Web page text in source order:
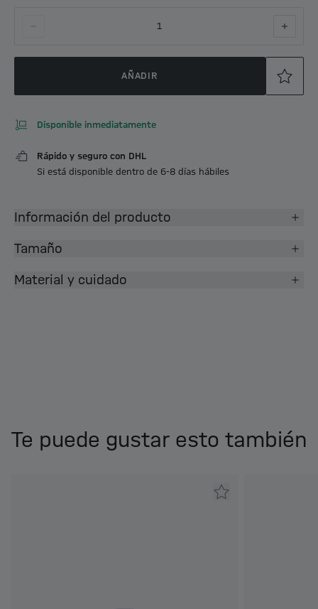
1
AÑADIR
Disponible inmediatamente
Rápido y seguro con DHL
Si está disponible dentro de 6-8 días hábiles
Información del producto
Tamaño
Material y cuidado
Te puede gustar esto también